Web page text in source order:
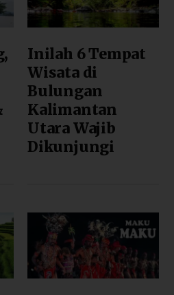
Inilah 6 Tempat
Wisata di
Bulungan
Kalimantan
Utara Wajib
Dikunjungi